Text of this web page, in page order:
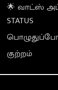
🌟 வாட்ஸ்
STATUS
குற்றம்